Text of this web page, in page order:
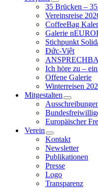
35 Brücken –
Vereinsreise
CoffeeBag
Galerie
Stichpunkt
Đức-Việt
Ich höre zu –
Offene Galerie
Winterreisen
Mitgestalten
Europäischer
Verein
Kontakt
Newsletter
Publikationen
Presse
Logo
Transparenz